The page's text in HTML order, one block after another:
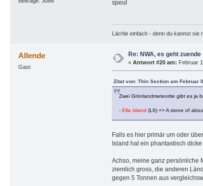
speul
Lächle einfach - denn du kannst sie
Allende
Gast
Re: NWA, es geht zuende
« Antwort #20 am: Februar
Zitat von: Thin Section am Februar
Zwei Grönlandmeteorite gibt es ja
- Ella Island (L6) => A stone of
Falls es hier primär um oder
Island hat ein phantastisch
Achso, meine ganz persönliche
ziemlich gross, die anderen
gegen 5 Tonnen aus